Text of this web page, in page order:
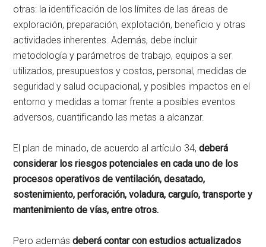
otras: la identificación de los límites de las áreas de
exploración, preparación, explotación, beneficio y otras
actividades inherentes. Además, debe incluir
metodología y parámetros de trabajo, equipos a ser
utilizados, presupuestos y costos, personal, medidas de
seguridad y salud ocupacional, y posibles impactos en el
entorno y medidas a tomar frente a posibles eventos
adversos, cuantificando las metas a alcanzar.
El plan de minado, de acuerdo al artículo 34,deberá
considerar los riesgos potenciales en cada uno de los
procesos operativos de ventilación, desatado,
sostenimiento, perforación, voladura, carguío, transporte y
mantenimiento de vías, entre otros.
Pero ademásdeberá contar con estudios actualizados